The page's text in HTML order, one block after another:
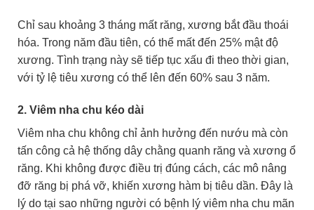
Chỉ sau khoảng 3 tháng mất răng, xương bắt đầu thoái
hóa. Trong năm đầu tiên, có thể mất đến 25% mật độ
xương. Tình trạng này sẽ tiếp tục xấu đi theo thời gian,
với tỷ lệ tiêu xương có thể lên đến 60% sau 3 năm.
2. Viêm nha chu kéo dài
Viêm nha chu không chỉ ảnh hưởng đến nướu mà còn
tấn công cả hệ thống dây chằng quanh răng và xương ổ
răng. Khi không được điều trị đúng cách, các mô nâng
đỡ răng bị phá vỡ, khiến xương hàm bị tiêu dần. Đây là
lý do tại sao những người có bệnh lý viêm nha chu mãn